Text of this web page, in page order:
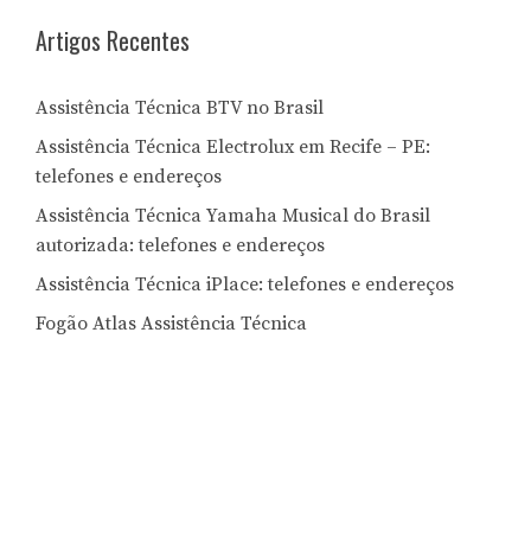
Artigos Recentes
Assistência Técnica BTV no Brasil
Assistência Técnica Electrolux em Recife – PE:
telefones e endereços
Assistência Técnica Yamaha Musical do Brasil
autorizada: telefones e endereços
Assistência Técnica iPlace: telefones e endereços
Fogão Atlas Assistência Técnica